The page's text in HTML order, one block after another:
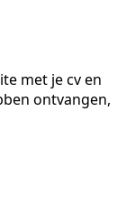
met je cv en
ontvangen,